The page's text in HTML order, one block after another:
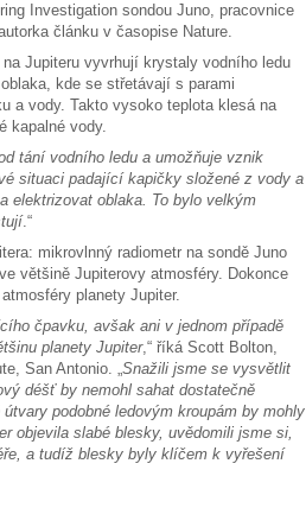
Investigation sondou Juno, pracovnice
článku v časopise Nature.
Jupiteru vyvrhují krystaly vodního ledu
kde se střetávají s parami
a vody. Takto vysoko teplota klesá na
kapalné vody.
tání vodního ledu a umožňuje vznik
situaci padající kapičky složené z vody a
elektrizovat oblaka. To bylo velkým
.“
mikrovlnný radiometr na sondě Juno
většině Jupiterovy atmosféry. Dokonce
planety Jupiter.
čpavku, avšak ani v jednom případě
planety Jupiter,“ říká Scott Bolton,
San Antonio. „Snažili jsme se vysvětlit
déšť by nemohl sahat dostatečně
podobné ledovým kroupám by mohly
objevila slabé blesky, uvědomili jsme si,
a tudíž blesky byly klíčem k vyřešení